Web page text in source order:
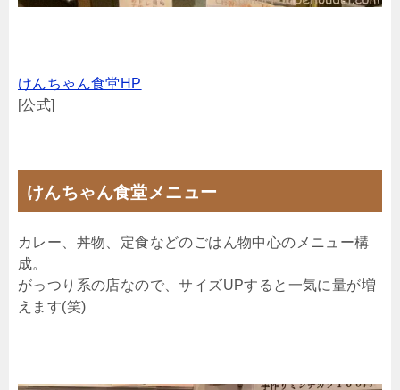
けんちゃん食堂HP
[公式]
けんちゃん食堂メニュー
カレー、丼物、定食などのごはん物中心のメニュー構
成。
がっつり系の店なので、サイズUPすると一気に量が増
えます(笑)